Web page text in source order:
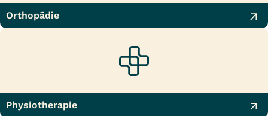
Orthopädie
Physiotherapie